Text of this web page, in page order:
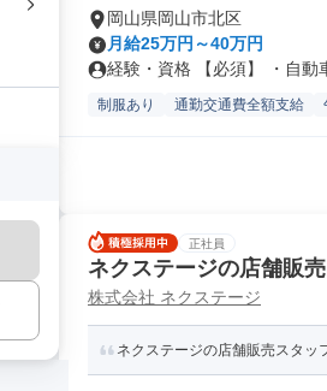
岡山県岡山市北区
月給25万円～40万円
経験・資格 【必須】 ・自動
制服あり 通勤交通費全額支給
正社員
ネクステージの店舗販
株式会社 ネクステージ
ネクステージの店舗販売スタッ